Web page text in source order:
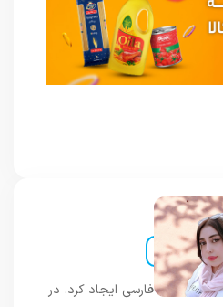
فارسی ایجاد کرد. در